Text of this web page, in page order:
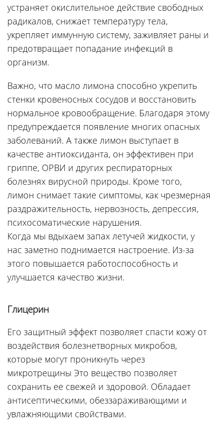
устраняет окислительное действие свободных
радикалов, снижает температуру тела,
укрепляет иммунную систему, заживляет раны и
предотвращает попадание инфекций в
организм.
Важно, что масло лимона способно укрепить
стенки кровеносных сосудов и восстановить
нормальное кровообращение. Благодаря этому
предупреждается появление многих опасных
заболеваний. А также лимон выступает в
качестве антиоксиданта, он эффективен при
гриппе, ОРВИ и других респираторных
болезнях вирусной природы. Кроме того,
лимон снимает такие симптомы, как чрезмерная
раздражительность, нервозность, депрессия,
психосоматические нарушения.
Когда мы вдыхаем запах летучей жидкости, у
нас заметно поднимается настроение. Из-за
этого повышается работоспособность и
улучшается качество жизни.
Глицерин
Его защитный эффект позволяет спасти кожу от
воздействия болезнетворных микробов,
которые могут проникнуть через
микротрещины Это вещество позволяет
сохранить ее свежей и здоровой. Обладает
антисептическими, обеззараживающими и
увлажняющими свойствами.